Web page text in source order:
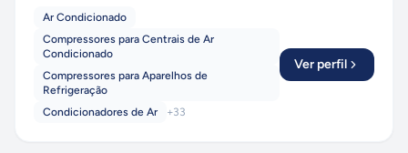
Ar Condicionado
Compressores para Centrais de Ar
Condicionado
Compressores para Aparelhos de
Refrigeração
Condicionadores de Ar
+33
Ver perfil